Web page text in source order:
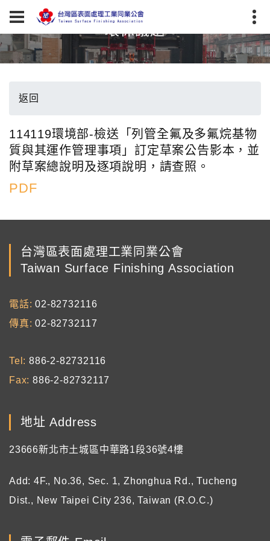
環保議題
返回
114119環境部-檢送「列管全氟及多氟烷基物
質與其運作管理事項」訂定草案公告影本，並
附草案總說明及逐項說明，請查照。
PDF
台灣區表面處理工業同業公會
Taiwan Surface Finishing Association
電話
02-82732116
傳真
02-82732117
Tel
886-2-82732116
Fax 886-2-82732117
地址 Address
23666新北市土城區中華路1段36號4樓
Add: 4F., No.36, Sec. 1, Zhonghua Rd., Tucheng
Dist., New Taipei City 236, Taiwan (R.O.C.)